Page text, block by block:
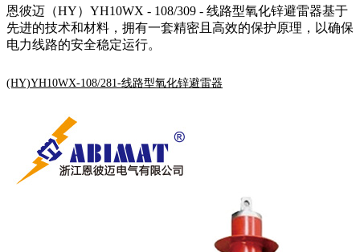
恩彼迈（HY）YH10WX - 108/309 - 线路型氧化锌避雷器基于
先进的技术和材料，拥有一套精密且高效的保护原理，以确保
电力线路的安全稳定运行。
(HY)YH10WX-108/281-线路型氧化锌避雷器